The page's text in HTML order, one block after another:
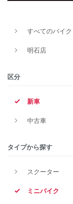
すべてのバイク
明石店
区分
新車
中古車
タイプから探す
スクーター
ミニバイク
新車
タイプ
価格